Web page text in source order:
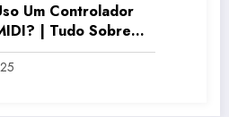
Um Controlador
| Tudo Sobre